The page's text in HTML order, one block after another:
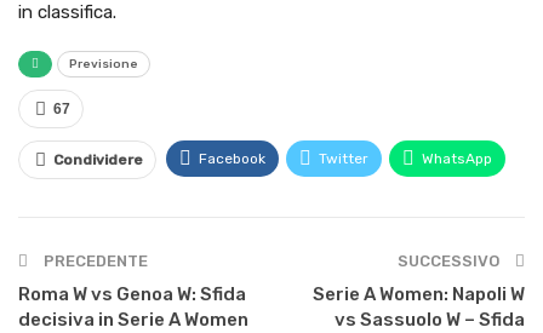
in classifica.
Previsione
67
Condividere Facebook Twitter WhatsApp
PRECEDENTE
Roma W vs Genoa W: Sfida
decisiva in Serie A Women
SUCCESSIVO
Serie A Women: Napoli W
vs Sassuolo W – Sfida